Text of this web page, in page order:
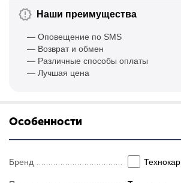
Наши преимущества
— Оповещение по SMS
— Возврат и обмен
— Различные способы оплаты
— Лучшая цена
Особенности
Бренд Технокар